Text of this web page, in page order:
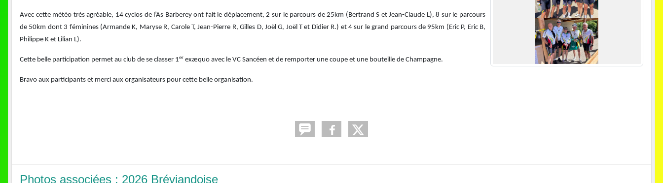
Avec cette météo très agréable, 14 cyclos de l’As Barberey ont fait le déplacement, 2 sur le parcours de 25km (Bertrand S et Jean-Claude L), 8 sur le parcours
de 50km dont 3 féminines (Armande K, Maryse R, Carole T, Jean-Pierre R, Gilles D, Joël G, Joël T et Didier R.) et 4 sur le grand parcours de 95km (Eric P, Eric B,
Philippe K et Lilian L).
Cette belle participation permet au club de se classer 1er exæquo avec le VC Sancéen et de remporter une coupe et une bouteille de Champagne.
Bravo aux participants et merci aux organisateurs pour cette belle organisation.
Photos associées : 2026 Bréviandoise